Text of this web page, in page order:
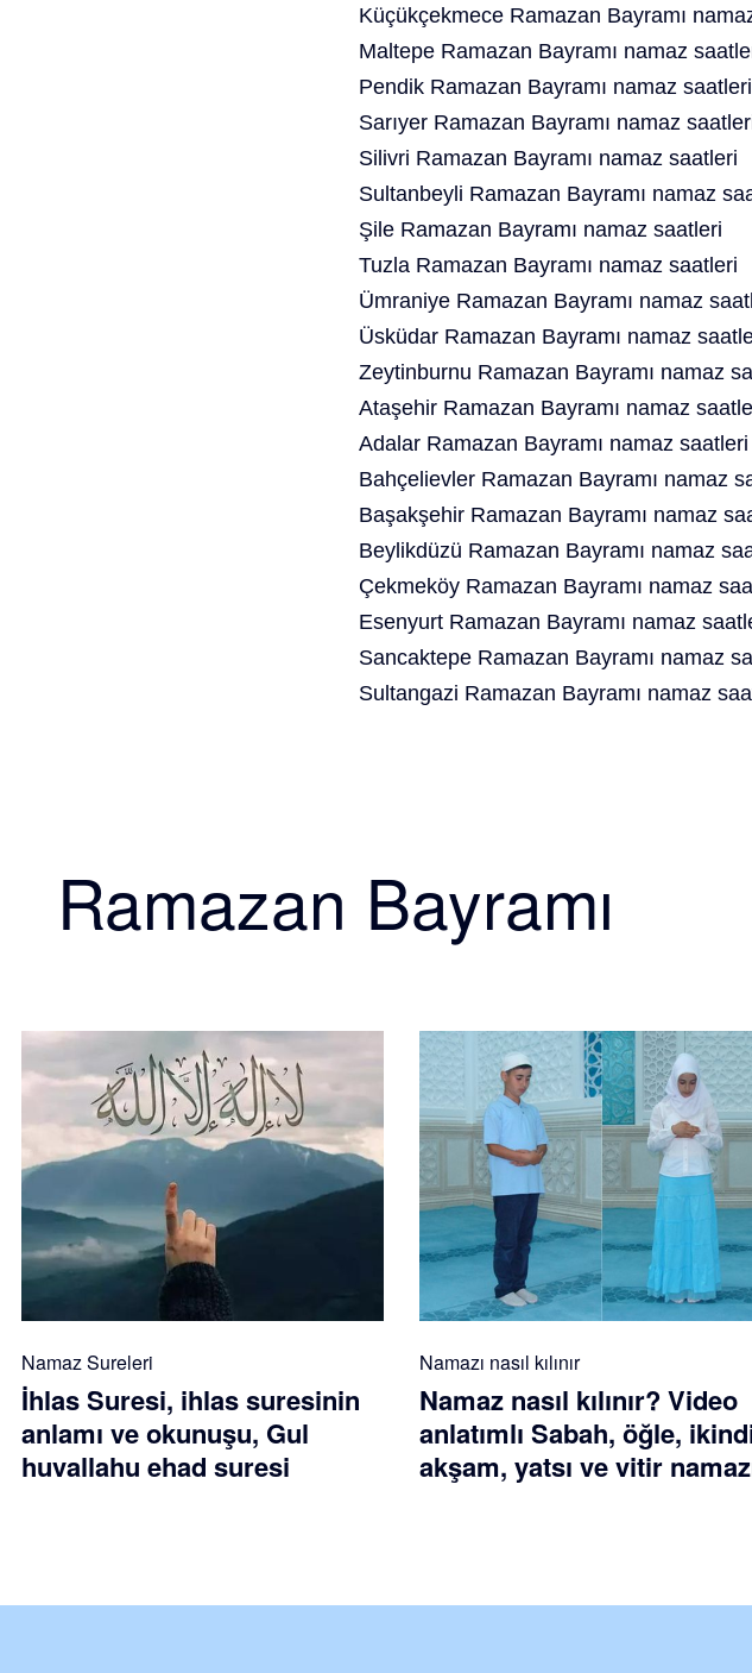
Küçükçekmece Ramazan Bayramı
Maltepe Ramazan Bayramı namaz
Pendik Ramazan Bayramı namaz saatleri
Sarıyer Ramazan Bayramı namaz
Silivri Ramazan Bayramı namaz saatleri
Sultanbeyli Ramazan Bayramı namaz
Şile Ramazan Bayramı namaz saatleri
Tuzla Ramazan Bayramı namaz saatleri
Ümraniye Ramazan Bayramı namaz
Üsküdar Ramazan Bayramı namaz
Zeytinburnu Ramazan Bayramı namaz
Ataşehir Ramazan Bayramı namaz
Adalar Ramazan Bayramı namaz saatleri
Bahçelievler Ramazan Bayramı namaz
Başakşehir Ramazan Bayramı namaz
Beylikdüzü Ramazan Bayramı namaz
Çekmeköy Ramazan Bayramı namaz
Esenyurt Ramazan Bayramı namaz
Sancaktepe Ramazan Bayramı namaz
Sultangazi Ramazan Bayramı namaz
Ramazan Bayramı
Namaz Sureleri
İhlas Suresi, ihlas suresinin
anlamı ve okunuşu, Gul
huvallahu ehad suresi
Namazı nasıl kılınır
Namaz nasıl kılınır? Video
anlatımlı Sabah, öğle,
akşam, yatsı ve vitir